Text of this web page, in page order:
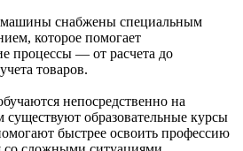
снабжены специальным
которое помогает
процессы — от расчета до
товаров.
непосредственно на
существуют образовательные курсы
быстрее освоить профессию